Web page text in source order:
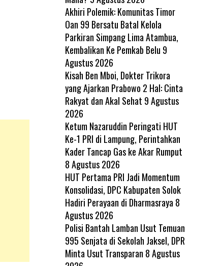
Akhiri Polemik: Komunitas Timor
Oan 99 Bersatu Batal Kelola
Parkiran Simpang Lima Atambua,
Kembalikan Ke Pemkab Belu 9
Agustus 2026
Kisah Ben Mboi, Dokter Trikora
yang Ajarkan Prabowo 2 Hal: Cinta
Rakyat dan Akal Sehat 9 Agustus
2026
Ketum Nazaruddin Peringati HUT
Ke-1 PRI di Lampung, Perintahkan
Kader Tancap Gas ke Akar Rumput
8 Agustus 2026
HUT Pertama PRI Jadi Momentum
Konsolidasi, DPC Kabupaten Solok
Hadiri Perayaan di Dharmasraya 8
Agustus 2026
Polisi Bantah Lamban Usut Temuan
995 Senjata di Sekolah Jaksel, DPR
Minta Usut Transparan 8 Agustus